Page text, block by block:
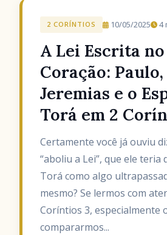
2 CORÍNTIOS 10/05/2025 4
A Lei Escrita no
Coração: Paulo,
Jeremias e o
Torá em 2
Certamente você já ouviu
“aboliu a Lei”, que ele teria
Torá como algo
mesmo? Se lermos com
Coríntios 3, especialmente
compararmos...